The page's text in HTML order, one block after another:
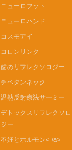
ニューロフット
ニューロハンド
コスモアイ
コロンリンク
歯のリフレクソロジー
チベタンネック
温熱反射療法サーミー
デトックスリフレクソロ
ジー
不妊とホルモン< /a>